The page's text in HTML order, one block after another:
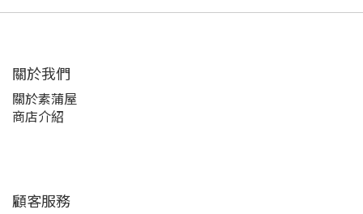
關於我們
關於素蒲屋
商店介紹
顧客服務